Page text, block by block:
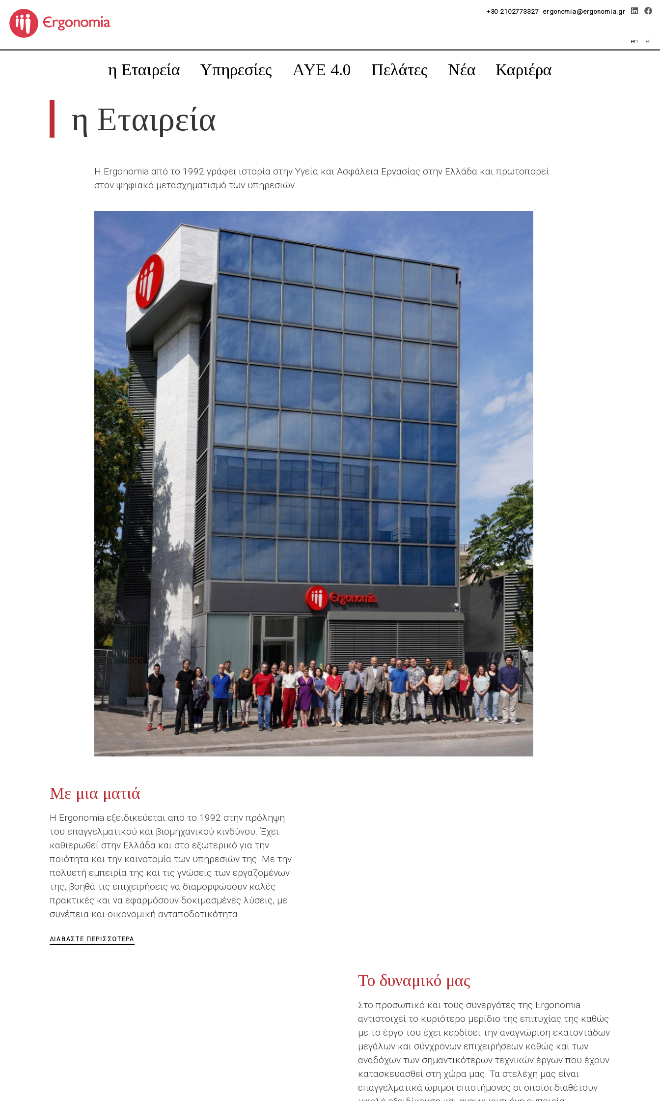
+30 2102773327 ergonomia@ergonomia.gr
en el
η Εταιρεία Υπηρεσίες AYE 4.0 Πελάτες Νέα Καριέρα
η Εταιρεία
Η Ergonomia από το 1992 γράφει ιστορία στην Υγεία και Ασφάλεια Εργασίας στην Ελλάδα και πρωτοπορεί
στον ψηφιακό μετασχηματισμό των υπηρεσιών.
Με μια ματιά
Η Ergonomia εξειδικεύεται από το 1992 στην πρόληψη
του επαγγελματικού και βιομηχανικού κινδύνου. Έχει
καθιερωθεί στην Ελλάδα και στο εξωτερικό για την
ποιότητα και την καινοτομία των υπηρεσιών της. Με την
πολυετή εμπειρία της και τις γνώσεις των εργαζομένων
της, βοηθά τις επιχειρήσεις να διαμορφώσουν καλές
πρακτικές και να εφαρμόσουν δοκιμασμένες λύσεις, με
συνέπεια και οικονομική ανταποδοτικότητα.
ΔΙΑΒΆΣΤΕ ΠΕΡΙΣΣΌΤΕΡΑ
Το δυναμικό μας
Στο προσωπικό και τους συνεργάτες της Ergonomia
αντιστοιχεί το κυριότερο μερίδιο της επιτυχίας της καθώς
με το έργο του έχει κερδίσει την αναγνώριση εκατοντάδων
μεγάλων και σύγχρονων επιχειρήσεων καθώς και των
αναδόχων των σημαντικότερων τεχνικών έργων που έχουν
κατασκευασθεί στη χώρα μας. Τα στελέχη μας είναι
επαγγελματικά ώριμοι επιστήμονες οι οποίοι διαθέτουν